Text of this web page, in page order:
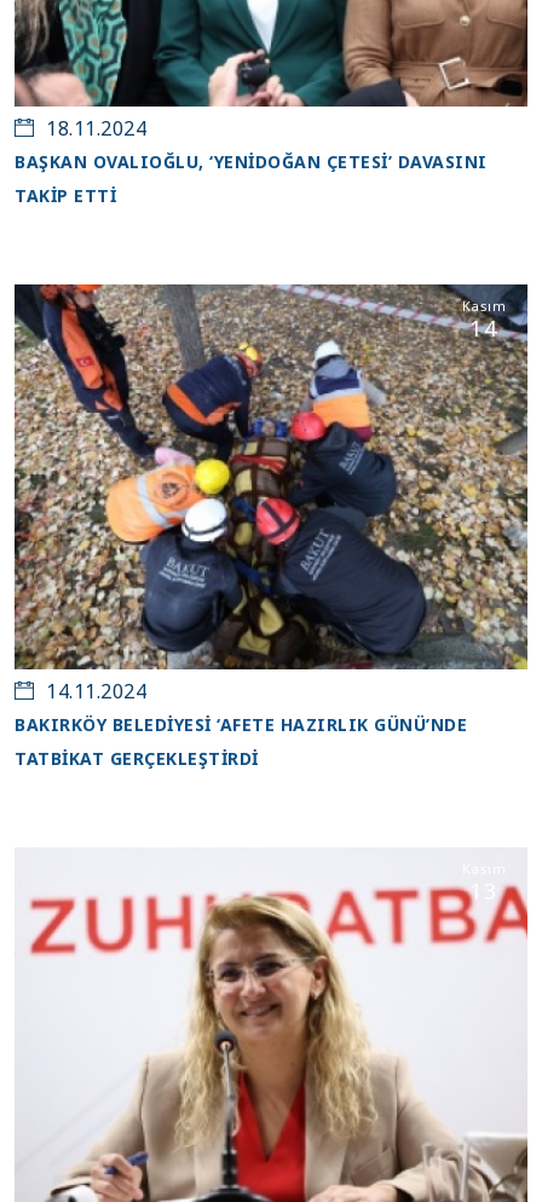
18.11.2024
BAŞKAN OVALIOĞLU, ‘YENİDOĞAN ÇETESİ’ DAVASINI
TAKİP ETTİ
Kasım
14
14.11.2024
BAKIRKÖY BELEDİYESİ ‘AFETE HAZIRLIK GÜNÜ’NDE
TATBİKAT GERÇEKLEŞTİRDİ
13